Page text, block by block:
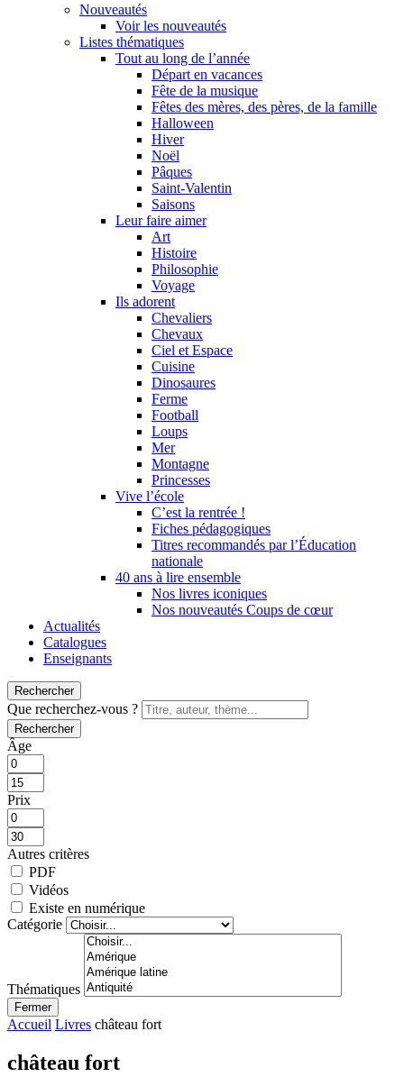
Nouveautés
Voir les nouveautés
Listes thématiques
Tout au long de l’année
Départ en vacances
Fête de la musique
Fêtes des mères, des pères, de la famille
Halloween
Hiver
Noël
Pâques
Saint-Valentin
Saisons
Leur faire aimer
Art
Histoire
Philosophie
Voyage
Ils adorent
Chevaliers
Chevaux
Ciel et Espace
Cuisine
Dinosaures
Ferme
Football
Loups
Mer
Montagne
Princesses
Vive l’école
C’est la rentrée !
Fiches pédagogiques
Titres recommandés par l’Éducation
nationale
40 ans à lire ensemble
Nos livres iconiques
Nos nouveautés Coups de cœur
Actualités
Catalogues
Enseignants
Rechercher
Que recherchez-vous ?
Rechercher
Âge
Prix
Autres critères
PDF
Vidéos
Existe en numérique
Catégorie
Thématiques
Fermer
Accueil Livres château fort
château fort